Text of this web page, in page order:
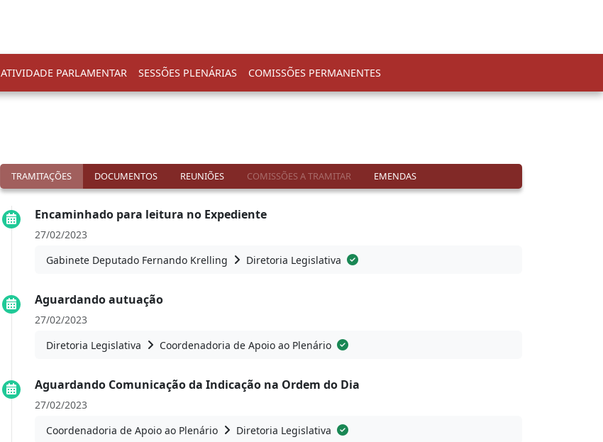
ATIVIDADE PARLAMENTAR SESSÕES PLENÁRIAS COMISSÕES PERMANENTES
TRAMITAÇÕES DOCUMENTOS REUNIÕES COMISSÕES A TRAMITAR EMENDAS
Encaminhado para leitura no Expediente
27/02/2023
Gabinete Deputado Fernando Krelling
Diretoria Legislativa
Aguardando autuação
27/02/2023
Diretoria Legislativa
Coordenadoria de Apoio ao Plenário
Aguardando Comunicação da Indicação na Ordem do Dia
27/02/2023
Coordenadoria de Apoio ao Plenário
Diretoria Legislativa